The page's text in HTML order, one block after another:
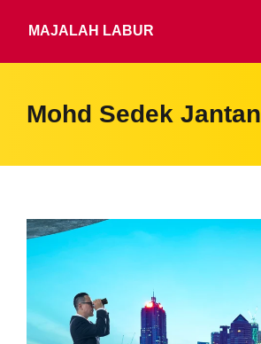
MAJALAH LABUR
Mohd Sedek Jantan